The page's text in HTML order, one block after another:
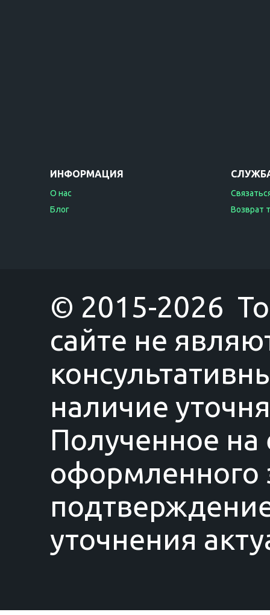
ИНФОРМАЦИЯ
О нас
Блог
Возврат
© 2015-2026
сайте не
наличие
Полученное на
оформленного
уточнения